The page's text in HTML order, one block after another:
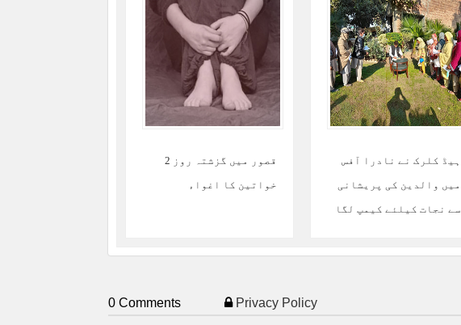
قصور میں گزشتہ روز 2
خواتین کا اغواء
ہیڈ کلرک نے نادرا آفس
میں والدین کی پریشانی
سے نجات کیلئے کیمپ لگا
0 Comments Privacy Policy